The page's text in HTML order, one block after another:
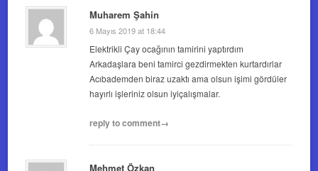
Muharem Şahin
6 Mayıs 2019 at 18:44
Elektrikli Çay ocağının tamirini yaptırdım
Arkadaşlara beni tamirci gezdirmekten kurtardırlar
Acıbademden biraz uzaktı ama olsun işimi gördüler
hayırlı işleriniz olsun iyiçalışmalar.
reply to comment→
Mehmet Özkan